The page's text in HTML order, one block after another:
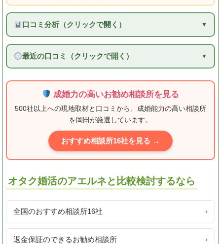
口コミ分析（クリックで開く）
最近の口コミ（クリックで開く）
成婚力の高いお勧め相談所を見る
500社以上への現地取材と口コミから、成婚能力の高い相談所
を岡田が厳選しています。
おすすめ相談所16社を見る →
オタク婚活のアエルネと比較検討するなら
全国のおすすめ相談所16社 ›
返金保証のできるお勧め相談所 ›